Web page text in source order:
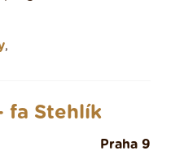
,
fa Stehlík
Praha 9